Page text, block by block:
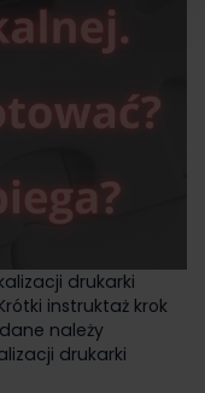
drukarki
instruktaż krok
należy
drukarki